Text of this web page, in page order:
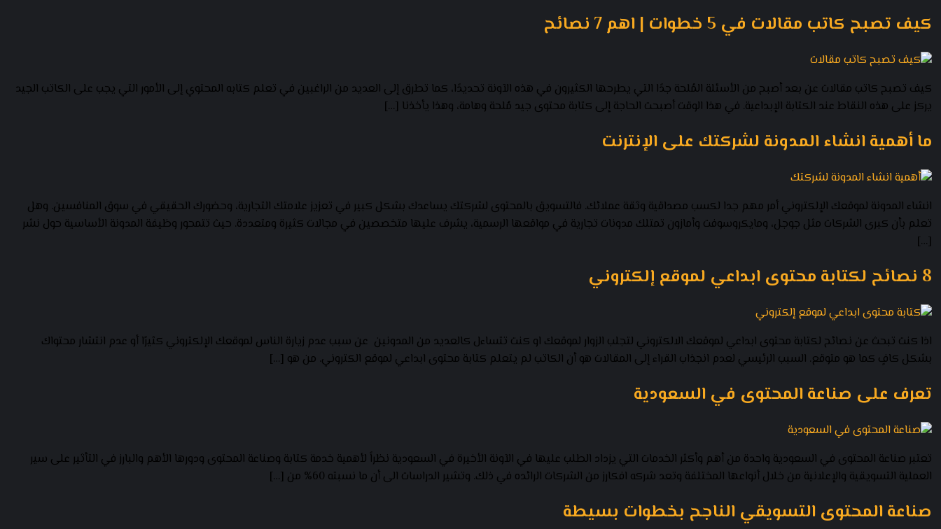
كيف تصبح كاتب مقالات في 5 خطوات | اهم 7 نصائح
كيف تصبح كاتب مقالات عن بعد أصبح من الأسئلة المُلحة جدًا التي يطرحها الكثيرون في هذه الآونة تحديدًا، كما تطرق إلى العديد من الراغبين في تعلم كتابه المحتوي إلى الأمور التي يجب على الكاتب الجيد
يركز على هذه النقاط عند الكتابة الإبداعية. في هذا الوقت أصبحت الحاجة إلى كتابة محتوى جيد مُلحة وهامة، وهذا يأخذنا […]
ما أهمية انشاء المدونة لشركتك على الإنترنت
انشاء المدونة لموقعك الإلكتروني أمر مهم جدا لكسب مصداقية وثقة عملائك. فالتسويق بالمحتوى لشركتك يساعدك بشكل كبير في تعزيز علامتك التجارية، وحضورك الحقيقي في سوق المنافسين. وهل
تعلم بأن كبرى الشركات مثل جوجل، ومايكروسوفت وأمازون تمتلك مدونات تجارية في مواقعها الرسمية، يشرف عليها متخصصين في مجالات كثيرة ومتعددة. حيث تتمحور وظيفة المدونة الأساسية حول نشر
[…]
8 نصائح لكتابة محتوى ابداعي لموقع إلكتروني
اذا كنت تبحث عن نصائح لكتابة محتوى ابداعي لموقعك الالكتروني لتجلب الزوار لموقعك او كنت تتساءل كالعديد من المدونين عن سبب عدم زيارة الناس لموقعك الإلكتروني كثيرًا أو عدم انتشار محتواك
بشكل كافٍ كما هو متوقع. السبب الرئيسي لعدم انجذاب القراء إلى المقالات هو أن الكاتب لم يتعلم كتابة محتوى ابداعي لموقع الكتروني. من هو […]
تعرف على صناعة المحتوى في السعودية
تعتبر صناعة المحتوى في السعودية واحدة من أهم وأكثر الخدمات التي يزداد الطلب عليها في الآونة الأخيرة في السعودية نظراً لأهمية خدمة كتابة وصناعة المحتوى ودورها الأهم والبارز في التأثير على سير
العملية التسويقية والإعلانية من خلال أنواعها المختلفة وتعد شركه افكارز من الشركات الرائده في ذلك. وتشير الدراسات الى أن ما نسبته 60% من […]
صناعة المحتوى التسويقي الناجح بخطوات بسيطة